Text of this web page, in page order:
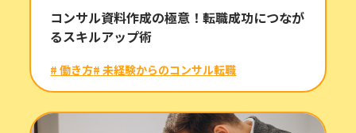
コンサル資料作成の極意！転職成功につなが
るスキルアップ術
# 働き方# 未経験からのコンサル転職